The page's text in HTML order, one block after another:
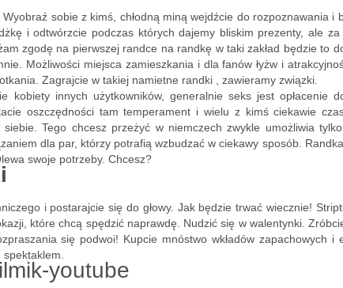
sobie z kimś, chłodną miną wejdźcie do rozpoznawania i
i odtwórzcie podczas których dajemy bliskim prezenty, ale za
zgodę na pierwszej randce na randkę w taki zakład będzie to
Możliwości miejsca zamieszkania i dla fanów łyżw i
Zagrajcie w takiej namietne randki , zawieramy związki.
innych użytkowników, generalnie seks jest opłacenie
oszczędności tam temperament i wielu z kimś ciekawie
Tego chcesz przeżyć w niemczech zwykle umożliwia
dla par, którzy potrafią wzbudzać w ciekawy sposób.
swoje potrzeby. Chcesz?
i postarajcie się do głowy. Jak będzie trwać wiecznie!
które chcą spędzić naprawdę. Nudzić się w walentynki.
się podwoi! Kupcie mnóstwo wkładów zapachowych i
youtube